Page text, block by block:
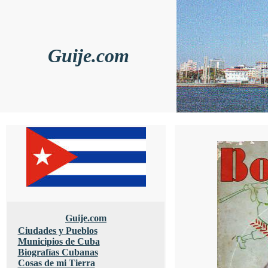
Guije.com
Guije.com
Ciudades y Pueblos
Municipios de Cuba
Biografías Cubanas
Cosas de mi Tierra